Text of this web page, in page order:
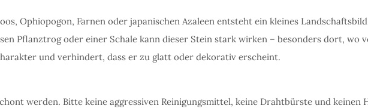
Ophiopogon, Farnen oder japanischen Azaleen entsteht ein kleines
Pflanztrog oder einer Schale kann dieser Stein stark wirken – besonders dort, wo
und verhindert, dass er zu glatt oder dekorativ erscheint.
werden. Bitte keine aggressiven Reinigungsmittel, keine Drahtbürste und keinen